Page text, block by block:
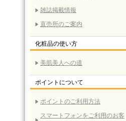
雑誌掲載情報
直売所のご案内
化粧品の使い方
美肌美人への道
ポイントについて
ポイントのご利用方法
スマートフォンをご利用のお客